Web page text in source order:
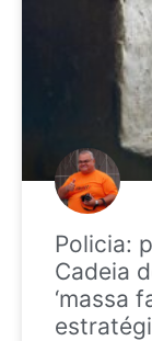
Policia:
Cadeia
‘massa